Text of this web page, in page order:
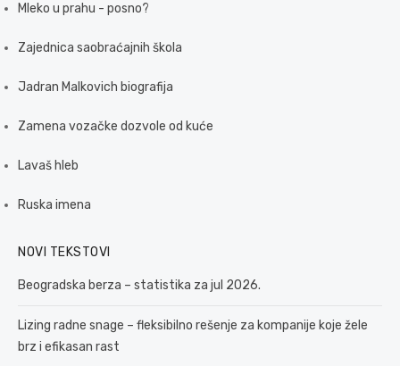
Mleko u prahu - posno?
Zajednica saobraćajnih škola
Jadran Malkovich biografija
Zamena vozačke dozvole od kuće
Lavaš hleb
Ruska imena
NOVI TEKSTOVI
Beogradska berza – statistika za jul 2026.
Lizing radne snage – fleksibilno rešenje za kompanije koje žele
brz i efikasan rast